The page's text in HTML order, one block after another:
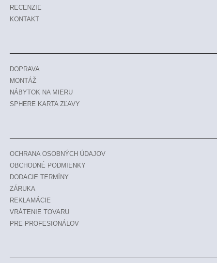
RECENZIE
KONTAKT
DOPRAVA
MONTÁŽ
NÁBYTOK NA MIERU
SPHERE KARTA ZĽAVY
OCHRANA OSOBNÝCH ÚDAJOV
OBCHODNÉ PODMIENKY
DODACIE TERMÍNY
ZÁRUKA
REKLAMÁCIE
VRÁTENIE TOVARU
PRE PROFESIONÁLOV